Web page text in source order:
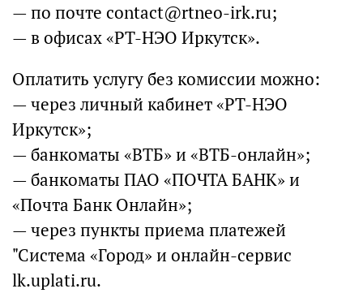
— по почте contact@rtneo-irk.ru;
— в офисах «РТ-НЭО Иркутск».
Оплатить услугу без комиссии можно:
— через личный кабинет «РТ-НЭО
Иркутск»;
— банкоматы «ВТБ» и «ВТБ-онлайн»;
— банкоматы ПАО «ПОЧТА БАНК» и
«Почта Банк Онлайн»;
— через пункты приема платежей
"Система «Город» и онлайн-сервис
lk.uplati.ru.